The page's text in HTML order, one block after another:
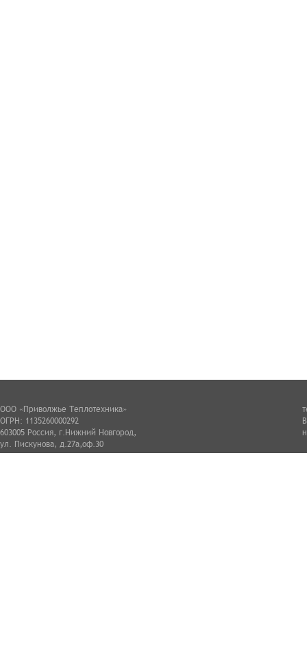
ООО «Приволжье Теплотехника»
ОГРН: 1135260000292
603005 Россия, г.Нижний Новгород,
ул. Пискунова, д.27а,оф.30